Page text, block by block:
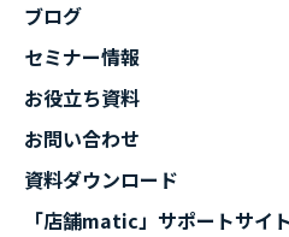
ブログ
セミナー情報
お役立ち資料
お問い合わせ
資料ダウンロード
「店舗matic」サポートサイト